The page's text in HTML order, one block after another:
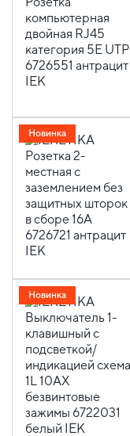
Новинка
Новинка